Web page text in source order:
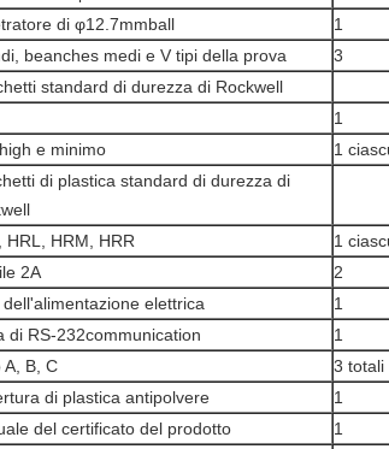
di φ12.7mmball
1
beanches medi e V tipi della prova
3
standard di durezza di Rockwell
1
e minimo
1
di plastica standard di durezza di
HRL, HRM, HRR
1
2A
2
dell'alimentazione elettrica
1
di RS-232communication
1
A, B, C
3 totali
di plastica antipolvere
1
del certificato del prodotto
1